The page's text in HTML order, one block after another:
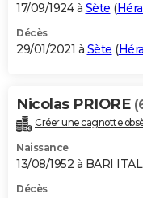
17/09/1924 à Sète (
Décès
29/01/2021 à Sète (
Nicolas PRIORE
Créer une cagnotte
Naissance
13/08/1952 à BARI
Décès